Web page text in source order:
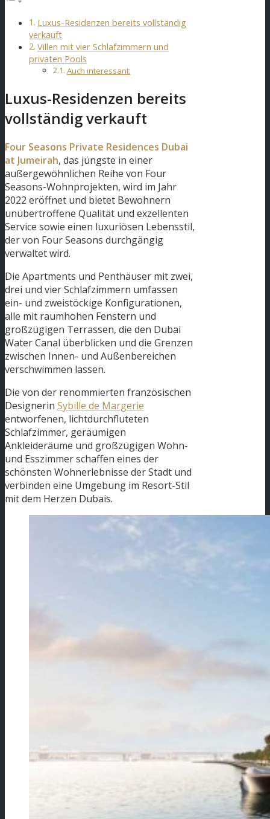
Luxus-Residenzen bereits vollständig
verkauft
Villen mit vier Schlafzimmern und
privaten Pools
Auch interessant:
Luxus-Residenzen bereits
vollständig verkauft
Four Seasons Private Residences Dubai
at Jumeirah, das jüngste in einer
außergewöhnlichen Reihe von Four
Seasons-Wohnprojekten, wird im Jahr
2022 eröffnet und bietet Bewohnern
unübertroffene Qualität und exzellenten
Service sowie einen luxuriösen Lebensstil,
der von Four Seasons durchgängig
verwaltet wird.
Die Apartments und Penthäuser mit zwei,
drei und vier Schlafzimmern umfassen
ein- und zweistöckige Konfigurationen,
alle mit raumhohen Fenstern und
großzügigen Terrassen, die den Dubai
Water Canal überblicken und die Grenzen
zwischen Innen- und Außenbereichen
verschwimmen lassen.
Die von der renommierten französischen
Designerin Sybille de Margerie
entworfenen, lichtdurchfluteten
Schlafzimmer, geräumigen
Ankleideräume und großzügigen Wohn-
und Esszimmer schaffen eines der
schönsten Wohnerlebnisse der Stadt und
verbinden eine Umgebung im Resort-Stil
mit dem Herzen Dubais.